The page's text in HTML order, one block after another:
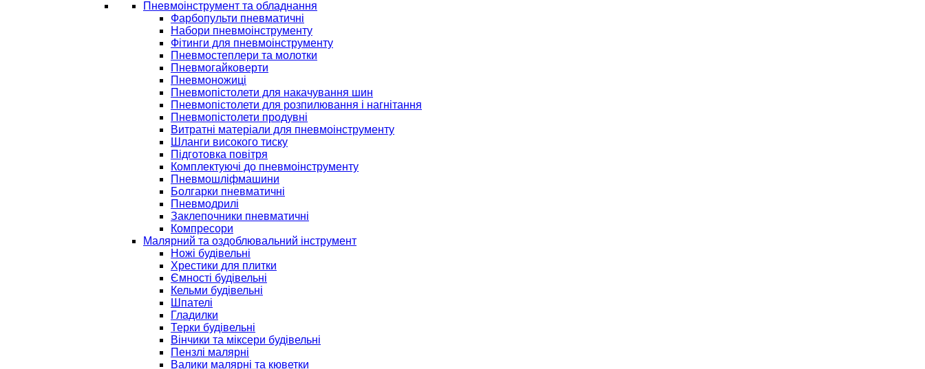
Пневмоінструмент та обладнання
Фарбопульти пневматичні
Набори пневмоінструменту
Фітинги для пневмоінструменту
Пневмостеплери та молотки
Пневмогайковерти
Пневмоножиці
Пневмопістолети для накачування шин
Пневмопістолети для розпилювання і нагнітання
Пневмопістолети продувні
Витратні матеріали для пневмоінструменту
Шланги високого тиску
Підготовка повітря
Комплектуючі до пневмоінструменту
Пневмошліфмашини
Болгарки пневматичні
Пневмодрилі
Заклепочники пневматичні
Компресори
Малярний та оздоблювальний інструмент
Ножі будівельні
Хрестики для плитки
Ємності будівельні
Кельми будівельні
Шпателі
Гладилки
Терки будівельні
Вінчики та міксери будівельні
Пензлі малярні
Валики малярні та кюветки